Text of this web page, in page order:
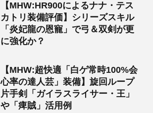
【MHW:HR900によるナナ・テス
カトリ装備評価】シリーズスキル
「炎妃龍の恩寵」で弓＆双剣が更
に強化か？
【MHW:超快適「白ゲ常時100%会
心率の達人芸」装備】旋回ループ
片手剣「ガイラスライサー・王」
や「痺賊」活用例